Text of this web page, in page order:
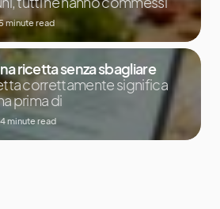
minute read
ricetta senza sbagliare
correttamente significa
prima di
4 minute read